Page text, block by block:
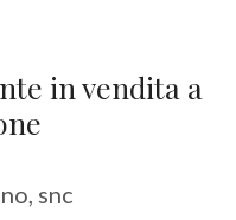
in vendita a
snc